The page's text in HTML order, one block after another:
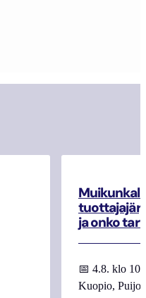
ja onko
📅 4.8. klo
Kuopio,